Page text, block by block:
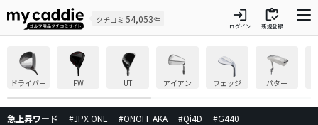
クチコミ 54,053件 login
ログイン
inventory
新規登録
ドライバー FW UT アイアン ウェッジ パター
急上昇ワード #JPX ONE #ONOFF AKA #Qi4D #G440